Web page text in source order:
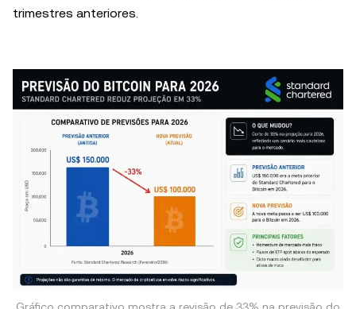
trimestres anteriores.
Gráfico comparativo mostra a revisão de 33% na previsão do